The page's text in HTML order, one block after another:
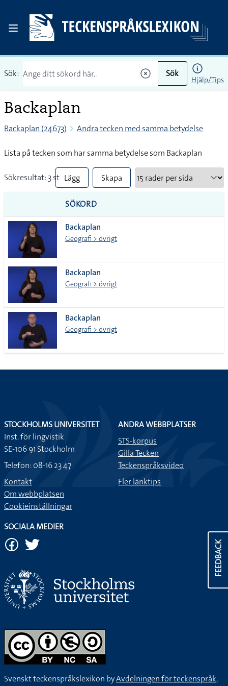
Sök: Sök
Hjälp/Tips
Backaplan
Backaplan (24673) Andra tecken med samma betydelse
Lista på tecken som har samma betydelse som Backaplan
Sökresultat: 3 st Lägg
till
alla i
lista
Skapa
SÖKORD
Backaplan
Geografi > övrigt
Backaplan
Geografi > övrigt
Backaplan
Geografi > övrigt
FEEDBACK
STOCKHOLMS UNIVERSITET
Inst. för lingvistik
SE-106 91 Stockholm
Telefon: 08-16 23 47
Kontakt
Om webbplatsen
Cookieinställningar
ANDRA WEBBPLATSER
STS-korpus
Gilla Tecken
Teckenspråksvideo
Fler länktips
SOCIALA MEDIER
Svenskt teckenspråkslexikon byAvdelningen för teckenspråk,